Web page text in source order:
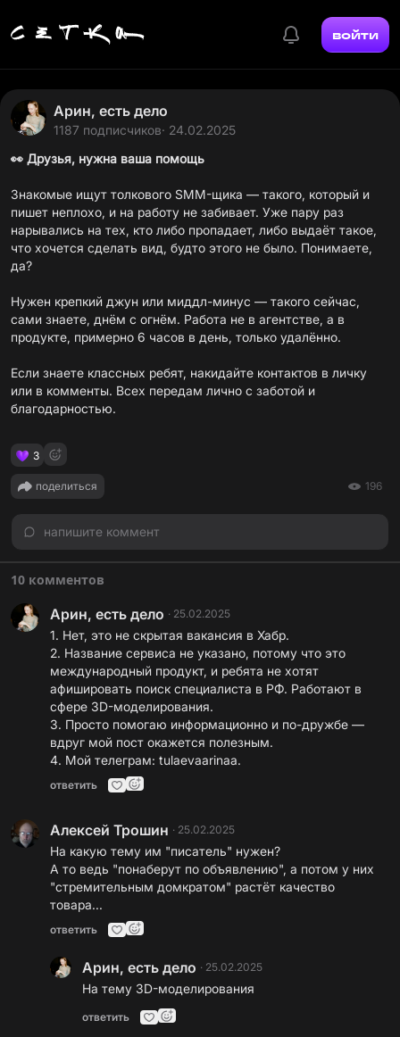
войти
Арин, есть дело
1187 подписчиков· 24.02.2025
👀 Друзья, нужна ваша помощь
Знакомые ищут толкового SMM-щика — такого, который и
пишет неплохо, и на работу не забивает. Уже пару раз
нарывались на тех, кто либо пропадает, либо выдаёт такое,
что хочется сделать вид, будто этого не было. Понимаете,
да?
Нужен крепкий джун или миддл-минус — такого сейчас,
сами знаете, днём с огнём. Работа не в агентстве, а в
продукте, примерно 6 часов в день, только удалённо.
Если знаете классных ребят, накидайте контактов в личку
или в комменты. Всех передам лично с заботой и
благодарностью.
3
поделиться 196
напишите коммент
10 комментов
Арин, есть дело · 25.02.2025
1. Нет, это не скрытая вакансия в Хабр.
2. Название сервиса не указано, потому что это
международный продукт, и ребята не хотят
афишировать поиск специалиста в РФ. Работают в
сфере 3D-моделирования.
3. Просто помогаю информационно и по-дружбе —
вдруг мой пост окажется полезным.
4. Мой телеграм: tulaevaarinaa.
ответить
Алексей Трошин · 25.02.2025
На какую тему им "писатель" нужен?
А то ведь "понаберут по объявлению", а потом у них
"стремительным домкратом" растёт качество
товара...
ответить
Арин, есть дело · 25.02.2025
На тему 3D-моделирования
ответить